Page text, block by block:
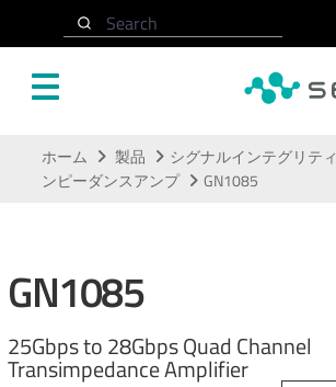
Search
ホーム 製品 シグナルインテグリティ
ンピーダンスアンプ
GN1085
GN1085
25Gbps to 28Gbps Quad Channel
Transimpedance Amplifier